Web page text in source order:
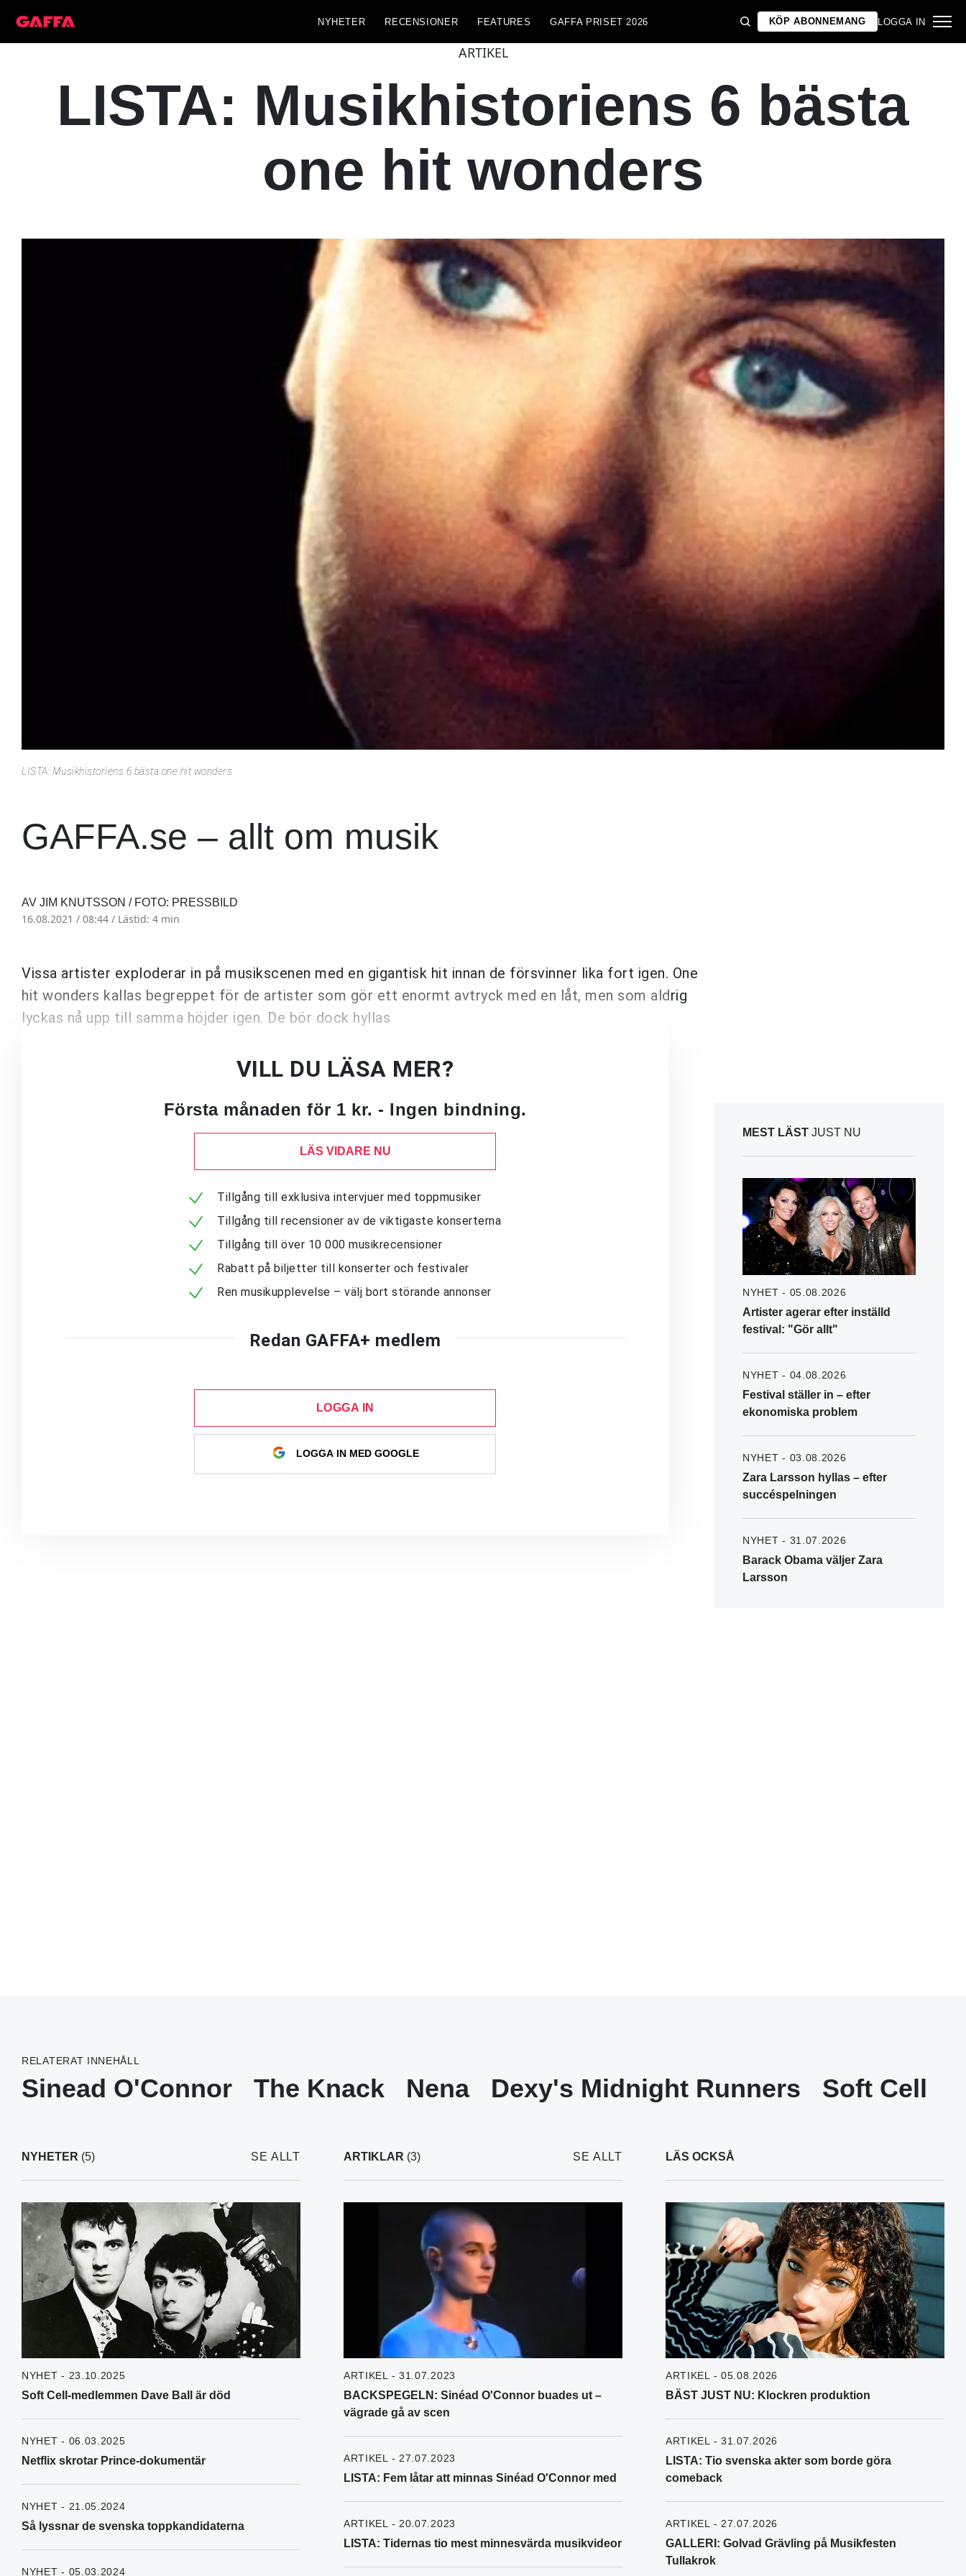
NYHETER RECENSIONER FEATURES GAFFA PRISET 2026 KÖP ABONNEMANG LOGGA IN
ARTIKEL
LISTA: Musikhistoriens 6 bästa
one hit wonders
LISTA: Musikhistoriens 6 bästa one hit wonders
GAFFA.se – allt om musik
AV JIM KNUTSSON / FOTO: PRESSBILD
16.08.2021 / 08:44 / Lästid: 4 min
Vissa artister exploderar in på musikscenen med en gigantisk hit innan de försvinner lika fort igen. One
hit wonders kallas begreppet för de artister som gör ett enormt avtryck med en låt, men som aldrig
lyckas nå upp till samma höjder igen. De bör dock hyllas
VILL DU LÄSA MER?
Första månaden för 1 kr. - Ingen bindning.
LÄS VIDARE NU
Tillgång till exklusiva intervjuer med toppmusiker
Tillgång till recensioner av de viktigaste konserterna
Tillgång till över 10 000 musikrecensioner
Rabatt på biljetter till konserter och festivaler
Ren musikupplevelse – välj bort störande annonser
Redan GAFFA+ medlem
LOGGA IN
LOGGA IN MED GOOGLE
MEST LÄST JUST NU
NYHET - 05.08.2026
Artister agerar efter inställd
festival: "Gör allt"
NYHET - 04.08.2026
Festival ställer in – efter
ekonomiska problem
NYHET - 03.08.2026
Zara Larsson hyllas – efter
succéspelningen
NYHET - 31.07.2026
Barack Obama väljer Zara
Larsson
RELATERAT INNEHÅLL
Sinead O'Connor The Knack Nena Dexy's Midnight Runners Soft Cell
NYHETER (5) SE ALLT
NYHET - 23.10.2025
Soft Cell-medlemmen Dave Ball är död
NYHET - 06.03.2025
Netflix skrotar Prince-dokumentär
NYHET - 21.05.2024
Så lyssnar de svenska toppkandidaterna
NYHET - 05.03.2024
ARTIKLAR (3) SE ALLT
ARTIKEL - 31.07.2023
BACKSPEGELN: Sinéad O'Connor buades ut –
vägrade gå av scen
ARTIKEL - 27.07.2023
LISTA: Fem låtar att minnas Sinéad O'Connor med
ARTIKEL - 20.07.2023
LISTA: Tidernas tio mest minnesvärda musikvideor
LÄS OCKSÅ
ARTIKEL - 05.08.2026
BÄST JUST NU: Klockren produktion
ARTIKEL - 31.07.2026
LISTA: Tio svenska akter som borde göra
comeback
ARTIKEL - 27.07.2026
GALLERI: Golvad Grävling på Musikfesten
Tullakrok